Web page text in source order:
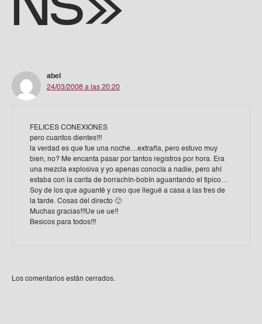
NS»
abel
24/03/2008 a las 20:20
FELICES CONEXIONES
pero cuantos dientes!!!
la verdad es que fue una noche…extraña, pero estuvo muy
bien, no? Me encanta pasar por tantos registros por hora. Era
una mezcla explosiva y yo apenas conocía a nadie, pero ahí
estaba con la carita de borrachín-bobín aguantando el tipico…
Soy de los que aguanté y creo que llegué a casa a las tres de
la tarde. Cosas del directo 🙂
Muchas gracias!!!Ue ue ue!!
Besicos para todos!!!
Los comentarios están cerrados.